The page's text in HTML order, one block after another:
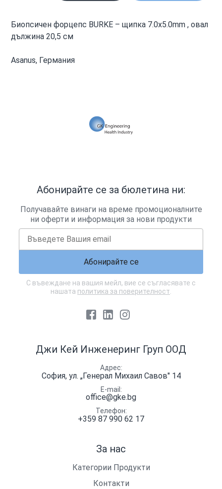
Биопсичен форцепс BURKE – щипка 7.0x5.0mm , овал
дължина 20,5 см
Asanus, Германия
За нас
Категории Продукти
Контакти
Джи Кей Инженеринг Груп ООД
Адрес
София, ул. „Генерал Михаил Савов" 14
E-mail
office@gke.bg
Телефон
+359 87 990 62 17
Абонирайте се за бюлетина ни:
Получавайте винаги на време промоционалните
ни оферти и информация за нови продукти
Абонирайте се
С въвеждане на вашия мейл, вие се съгласявате с
нашата политика за поверителност.
Facebook
LinkedIn